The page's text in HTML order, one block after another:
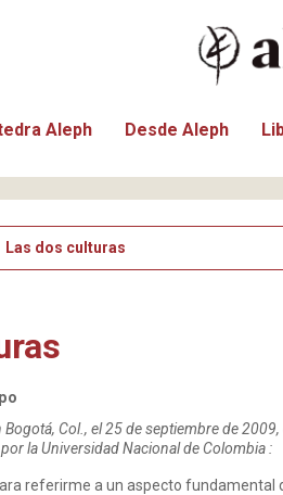
Aleph Desde Aleph
Las dos culturas
Col., el 25 de septiembre de
la Universidad Nacional de Colombia :
referirme a un aspecto fundamental